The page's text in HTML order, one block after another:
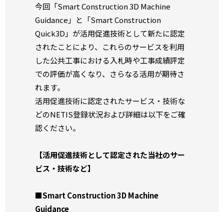
今回「Smart Construction 3D Machine
Guidance」と「Smart Construction
Quick3D」が活用促進技術として新たに認定
されたことにより、これらのサービスを利用
した公共工事における入札時や工事成績評定
での評価が高くなり、さらなる活用が期待さ
れます。
活用促進技術に認定されたサービス・技術な
どのNETIS登録状況および詳細は以下をご確
認ください。
【活用促進技術として認定された当社のサー
ビス・技術など】
■Smart Construction 3D Machine
Guidance